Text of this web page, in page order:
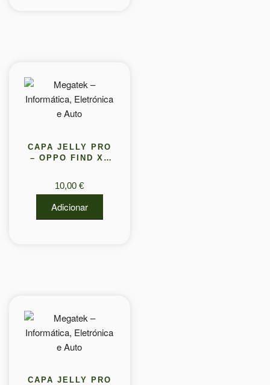
CAPA JELLY PRO
– OPPO FIND X5
10,00€
Adicionar
CAPA JELLY PRO